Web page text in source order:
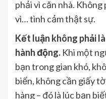
phải vì căn nhà.
vì… tình cảm thật sự.
Kết luận không phải
hành động. Khi một
bạn trong gian khó,
biển, không cần giấy
hàng – đó là lúc bạn